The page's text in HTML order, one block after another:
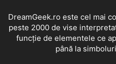
DreamGeek.ro este cel mai
peste 2000 de vise
funcție de elementele ce
până la